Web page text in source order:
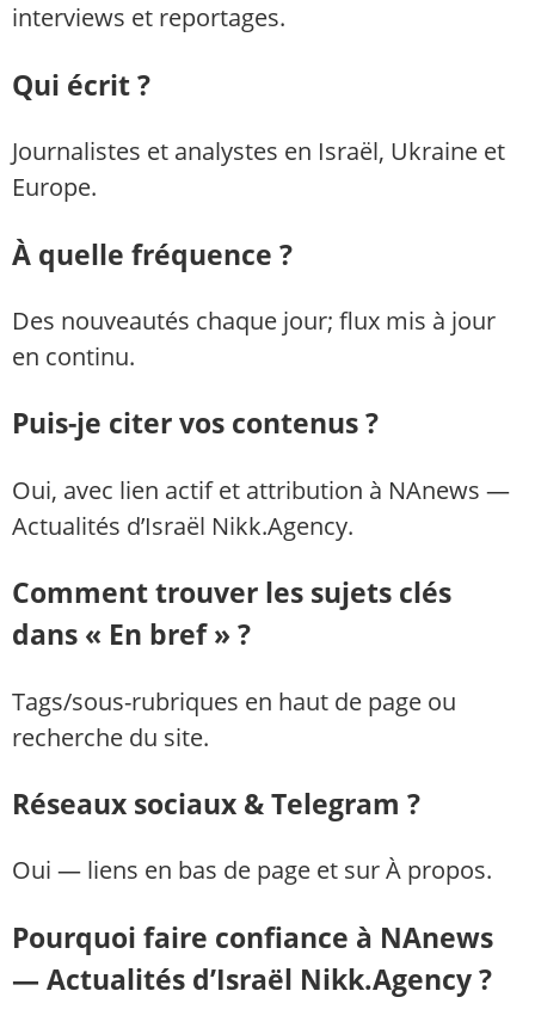
interviews et reportages.
Qui écrit ?
Journalistes et analystes en Israël, Ukraine et
Europe.
À quelle fréquence ?
Des nouveautés chaque jour; flux mis à jour
en continu.
Puis-je citer vos contenus ?
Oui, avec lien actif et attribution à NAnews —
Actualités d’Israël Nikk.Agency.
Comment trouver les sujets clés
dans « En bref » ?
Tags/sous-rubriques en haut de page ou
recherche du site.
Réseaux sociaux & Telegram ?
Oui — liens en bas de page et sur À propos.
Pourquoi faire confiance à NAnews
— Actualités d’Israël Nikk.Agency ?